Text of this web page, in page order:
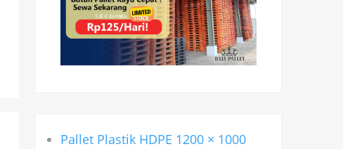
Pallet Plastik HDPE 1200 × 1000